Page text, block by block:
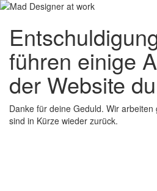
führen einige
der Website
Danke für deine Geduld. Wir
sind in Kürze wieder zurück.